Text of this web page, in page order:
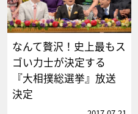
なんて贅沢！史上最もス
ゴい力士が決定する
『大相撲総選挙』放送
決定